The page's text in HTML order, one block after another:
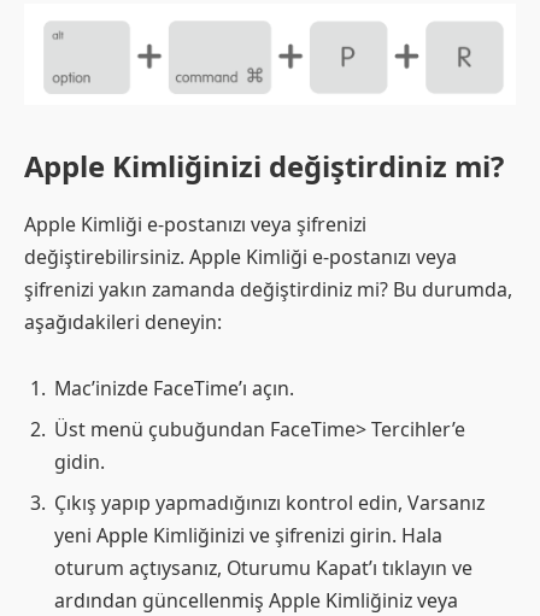
Apple Kimliğinizi değiştirdiniz mi?
Apple Kimliği e-postanızı veya şifrenizi
değiştirebilirsiniz. Apple Kimliği e-postanızı veya
şifrenizi yakın zamanda değiştirdiniz mi? Bu durumda,
aşağıdakileri deneyin:
Mac’inizde FaceTime’ı açın.
Üst menü çubuğundan FaceTime> Tercihler’e
gidin.
Çıkış yapıp yapmadığınızı kontrol edin, Varsanız
yeni Apple Kimliğinizi ve şifrenizi girin. Hala
oturum açtıysanız, Oturumu Kapat’ı tıklayın ve
ardından güncellenmiş Apple Kimliğiniz veya